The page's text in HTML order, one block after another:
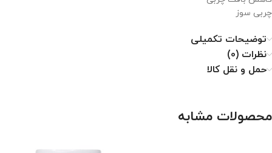
چربی سوز
توضیحات تکمیلی
نظرات (0)
حمل و نقل کالا
محصولات مشابه